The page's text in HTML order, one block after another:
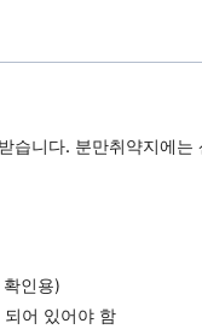
습니다. 분만취약지에는
인용)
어 있어야 함